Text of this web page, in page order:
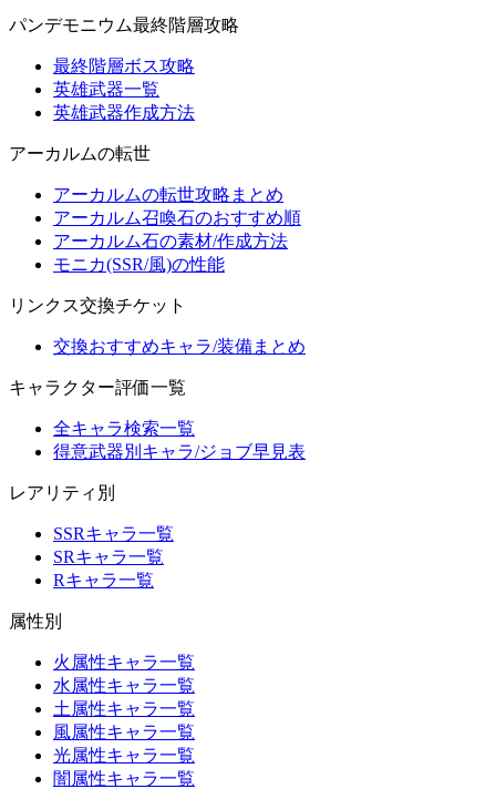
パンデモニウム最終階層攻略
最終階層ボス攻略
英雄武器一覧
英雄武器作成方法
アーカルムの転世
アーカルムの転世攻略まとめ
アーカルム召喚石のおすすめ順
アーカルム石の素材/作成方法
モニカ(SSR/風)の性能
リンクス交換チケット
交換おすすめキャラ/装備まとめ
キャラクター評価一覧
全キャラ検索一覧
得意武器別キャラ/ジョブ早見表
レアリティ別
SSRキャラ一覧
SRキャラ一覧
Rキャラ一覧
属性別
火属性キャラ一覧
水属性キャラ一覧
土属性キャラ一覧
風属性キャラ一覧
光属性キャラ一覧
闇属性キャラ一覧